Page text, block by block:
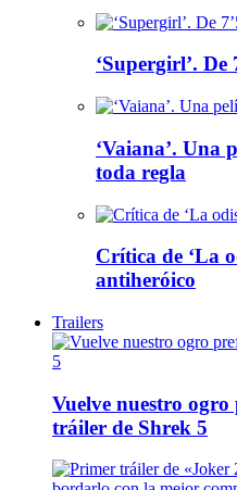
‘Supergirl’. De
‘Vaiana’. Una
toda regla
Crítica de ‘La
antiheróico
Trailers
Vuelve nuestro
tráiler de Shrek 5